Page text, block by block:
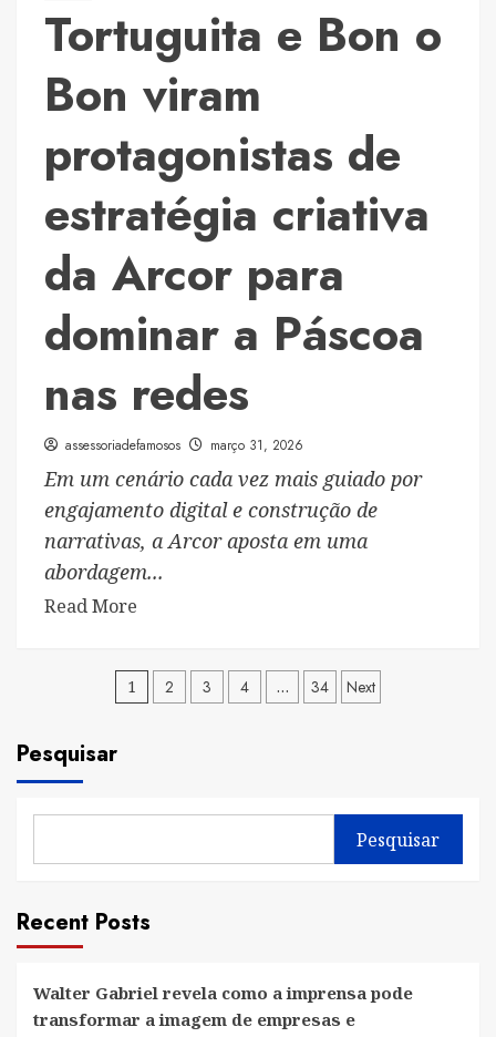
Fernandes
transforma
nova
fase
em
espetáculo
histórico
Tortuguita e Bon o
Bon viram
protagonistas de
estratégia criativa
da Arcor para
dominar a Páscoa
nas redes
assessoriadefamosos março 31, 2026
Em um cenário cada vez mais guiado por
engajamento digital e construção de
narrativas, a Arcor aposta em uma
abordagem...
Read More
Tortuguita
estratégia
criativa
Arcor
para
Paginação
1 2 3 4 … 34 Next
Pesquisar
Pesquisar
Recent Posts
Walter Gabriel revela como a imprensa pode
transformar a imagem de empresas e